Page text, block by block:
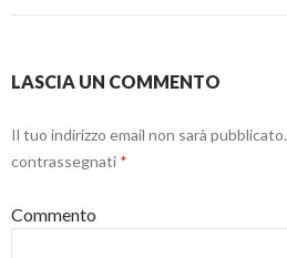
LASCIA UN COMMENTO
Il tuo indirizzo email non sarà pubblicato.
contrassegnati *
Commento